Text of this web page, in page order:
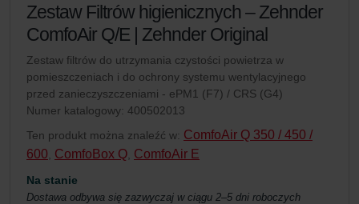
Zestaw Filtrów higienicznych – Zehnder
ComfoAir Q/E | Zehnder Original
Zestaw filtrów do utrzymania czystości powietrza w
pomieszczeniach i do ochrony systemu wentylacyjnego
przed zanieczyszczeniami - ePM1 (F7) / CRS (G4)
Numer katalogowy: 400502013
Ten produkt można znaleźć w: ComfoAir Q 350 / 450 /
600 ComfoBox Q ComfoAir E
Na stanie
Dostawa odbywa się zazwyczaj w ciągu 2–5 dni roboczych